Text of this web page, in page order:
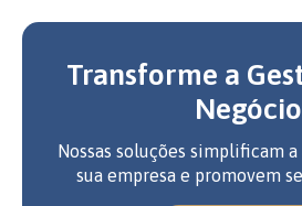
Transforme a
Negócio
Nossas soluções simplificam
sua empresa e promovem